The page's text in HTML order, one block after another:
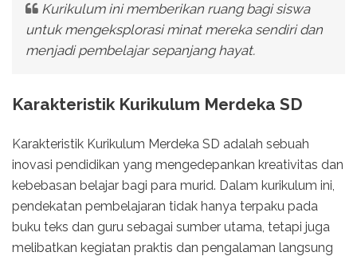
Kurikulum ini memberikan ruang bagi siswa
untuk mengeksplorasi minat mereka sendiri dan
menjadi pembelajar sepanjang hayat.
Karakteristik Kurikulum Merdeka SD
Karakteristik Kurikulum Merdeka SD adalah sebuah
inovasi pendidikan yang mengedepankan kreativitas dan
kebebasan belajar bagi para murid. Dalam kurikulum ini,
pendekatan pembelajaran tidak hanya terpaku pada
buku teks dan guru sebagai sumber utama, tetapi juga
melibatkan kegiatan praktis dan pengalaman langsung